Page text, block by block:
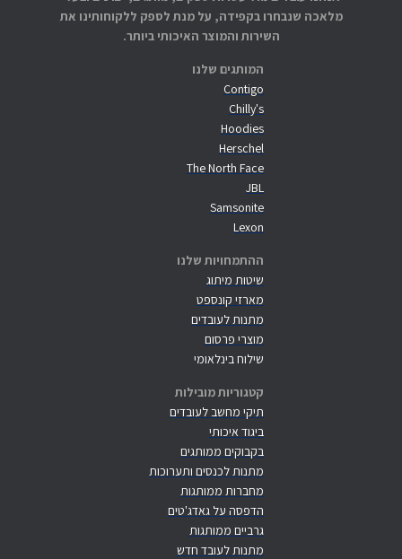
המותגים שלנו
Contigo
Chilly's
Hoodies
Herschel
The North Face
JBL
Samsonite
Lexon
ההתמחויות שלנו
שיטות מיתוג
מארזי קונספט
מתנות לעובדים
מוצרי פרסום
שילוח בינלאומי
קטגוריות מובילות
תיקי מחשב לעובדים
ביגוד איכותי
בקבוקים ממותגים
מתנות לכנסים ותערוכות
מחברות ממותגות
הדפסה על גאדג'טים
גרביים ממותגות
מתנות לעובד חדש
מלאכה שנבחרו בקפידה, על מנת לספק ללקוחותינו את
השירות והמוצר האיכותי ביותר.